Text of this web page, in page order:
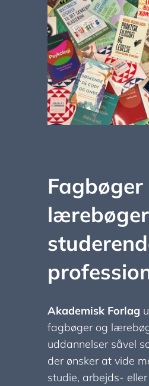
Fagbøger
Akademisk Forlag
fagbøger og
uddannelser såvel
der ønsker at vide
studie, arbejds-